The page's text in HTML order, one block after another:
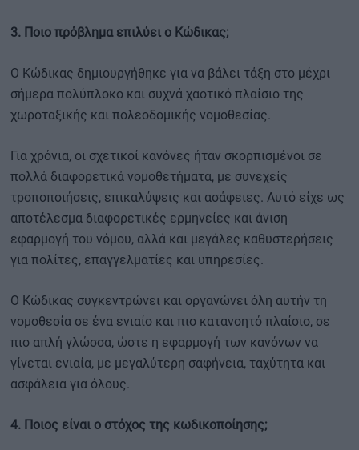
3. Ποιο πρόβλημα επιλύει ο Κώδικας;
Ο Κώδικας δημιουργήθηκε για να βάλει τάξη στο μέχρι
σήμερα πολύπλοκο και συχνά χαοτικό πλαίσιο της
χωροταξικής και πολεοδομικής νομοθεσίας.
Για χρόνια, οι σχετικοί κανόνες ήταν σκορπισμένοι σε
πολλά διαφορετικά νομοθετήματα, με συνεχείς
τροποποιήσεις, επικαλύψεις και ασάφειες. Αυτό είχε ως
αποτέλεσμα διαφορετικές ερμηνείες και άνιση
εφαρμογή του νόμου, αλλά και μεγάλες καθυστερήσεις
για πολίτες, επαγγελματίες και υπηρεσίες.
Ο Κώδικας συγκεντρώνει και οργανώνει όλη αυτήν τη
νομοθεσία σε ένα ενιαίο και πιο κατανοητό πλαίσιο, σε
πιο απλή γλώσσα, ώστε η εφαρμογή των κανόνων να
γίνεται ενιαία, με μεγαλύτερη σαφήνεια, ταχύτητα και
ασφάλεια για όλους.
4. Ποιος είναι ο στόχος της κωδικοποίησης;